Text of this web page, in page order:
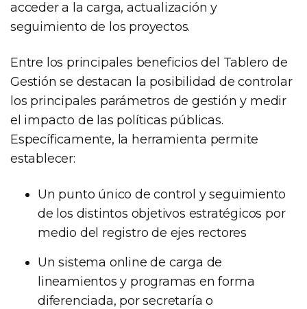
acceder a la carga, actualización y
seguimiento de los proyectos.
Entre los principales beneficios del Tablero de
Gestión se destacan la posibilidad de controlar
los principales parámetros de gestión y medir
el impacto de las políticas públicas.
Específicamente, la herramienta permite
establecer:
Un punto único de control y seguimiento
de los distintos objetivos estratégicos por
medio del registro de ejes rectores
Un sistema online de carga de
lineamientos y programas en forma
diferenciada, por secretaría o